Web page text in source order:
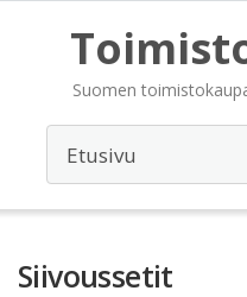
Suomen
Siivoussetit